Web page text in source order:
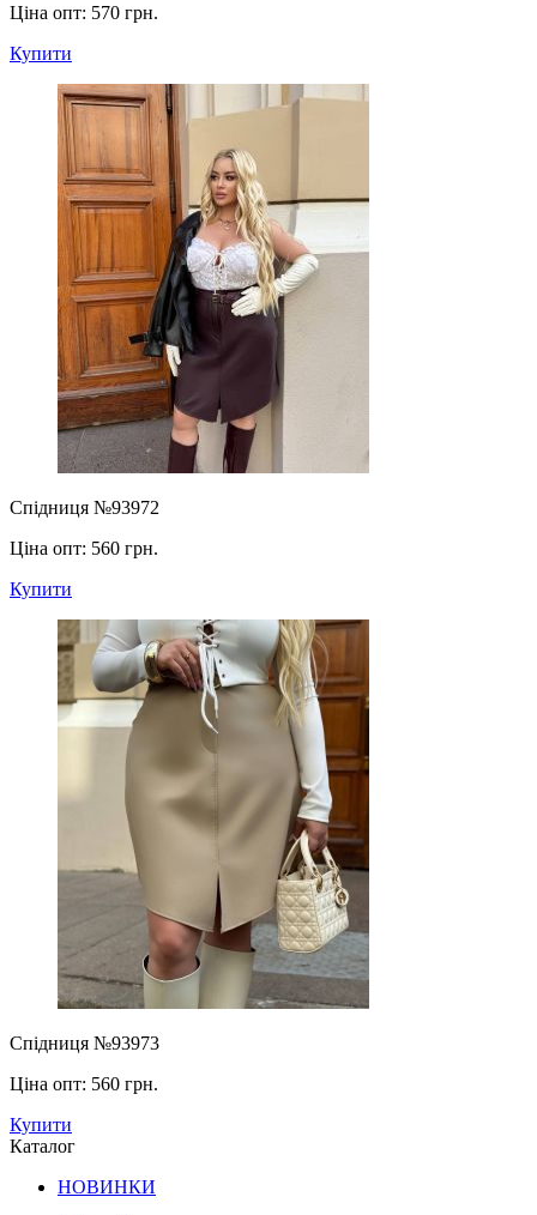
Ціна опт: 570 грн.
Купити
Спідниця №93972
Ціна опт: 560 грн.
Купити
Спідниця №93973
Ціна опт: 560 грн.
Купити
Каталог
НОВИНКИ